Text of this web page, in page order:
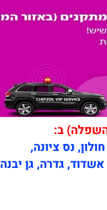
ב:
נס ציונה,
גדרה, גן יבנה